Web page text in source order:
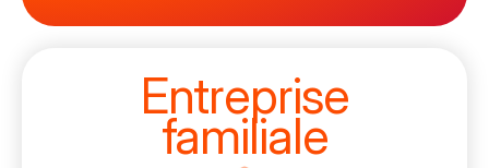
Entreprise
familiale